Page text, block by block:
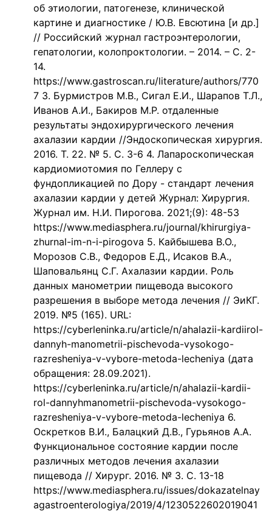
об этиологии, патогенезе, клинической
картине и диагностике / Ю.В. Евсютина [и др.]
// Российский журнал гастроэнтерологии,
гепатологии, колопроктологии. – 2014. – С. 2-
14.
https://www.gastroscan.ru/literature/authors/770
7 3. Бурмистров М.В., Сигал Е.И., Шарапов Т.Л.,
Иванов А.И., Бакиров М.Р. отдаленные
результаты эндохирургического лечения
ахалазии кардии //Эндоскопическая хирургия.
2016. Т. 22. № 5. С. 3-6 4. Лапароскопическая
кардиомиотомия по Геллеру с
фундопликацией по Дору - стандарт лечения
ахалазии кардии у детей Журнал: Хирургия.
Журнал им. Н.И. Пирогова. 2021;(9): 48-53
https://www.mediasphera.ru/journal/khirurgiya-
zhurnal-im-n-i-pirogova 5. Кайбышева В.О.,
Морозов С.В., Федоров Е.Д., Исаков В.А.,
Шаповальянц С.Г. Ахалазии кардии. Роль
данных манометрии пищевода высокого
разрешения в выборе метода лечения // ЭиКГ.
2019. №5 (165). URL:
https://cyberleninka.ru/article/n/ahalazii-kardiirol-
dannyh-manometrii-pischevoda-vysokogo-
razresheniya-v-vybore-metoda-lecheniya (дата
обращения: 28.09.2021).
https://cyberleninka.ru/article/n/ahalazii-kardii-
rol-dannyhmanometrii-pischevoda-vysokogo-
razresheniya-v-vybore-metoda-lecheniya 6.
Оскретков В.И., Балацкий Д.В., Гурьянов А.А.
Функциональное состояние кардии после
различных методов лечения ахалазии
пищевода // Хирург. 2016. № 3. С. 13-18
https://www.mediasphera.ru/issues/dokazatelnay
agastroenterologiya/2019/4/1230522602019041